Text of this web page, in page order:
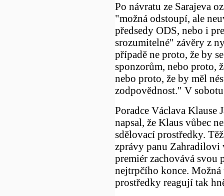
Po návratu ze Sarajeva
"možná odstoupí, ale
předsedy ODS, nebo i
srozumitelné" závěry z
případě ne proto, že by
sponzorům, nebo proto,
nebo proto, že by měl
zodpovědnost." V
Poradce Václava Klause
napsal, že Klaus vůbec
sdělovací prostředky.
zprávy panu Zahradilovi
premiér zachovává svou
nejtrpčího konce. Možná
prostředky reagují tak